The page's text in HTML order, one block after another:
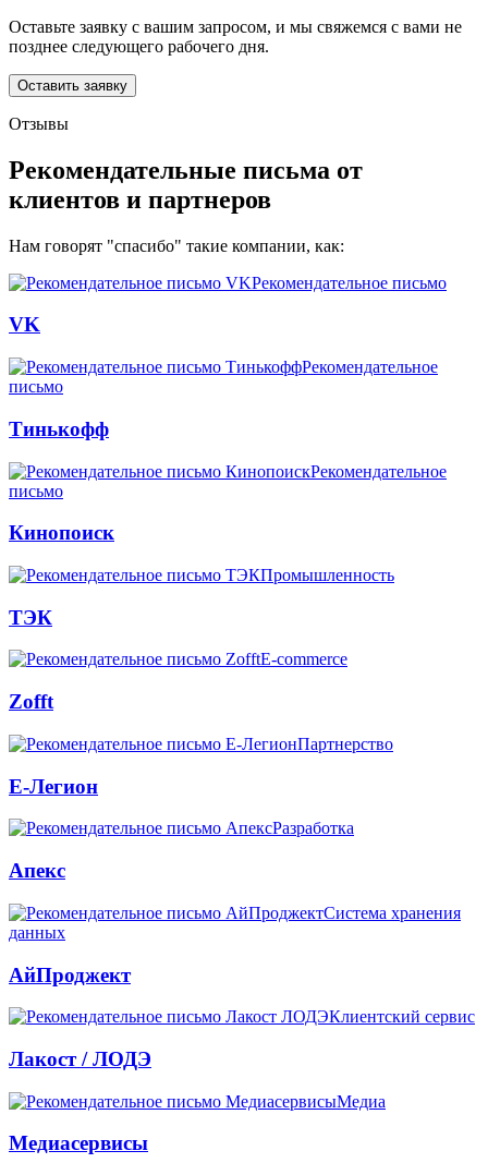
Оставьте заявку с вашим запросом, и мы свяжемся с вами не
позднее следующего рабочего дня.
Оставить заявку
Отзывы
Рекомендательные письма от
клиентов и партнеров
Нам говорят "спасибо" такие компании, как:
Рекомендательное письмо
VK
Рекомендательное
письмо
Тинькофф
Рекомендательное
письмо
Кинопоиск
Промышленность
ТЭК
E-commerce
Zofft
Партнерство
Е-Легион
Разработка
Апекс
Система хранения
данных
АйПроджект
Клиентский сервис
Лакост / ЛОДЭ
Медиа
Медиасервисы